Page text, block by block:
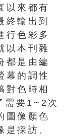
以來都有
終輸出到
行色彩多
以本刊雜
都是由編
幕的調性
對色時相
需要1~2次
圖像顏色
採訪、